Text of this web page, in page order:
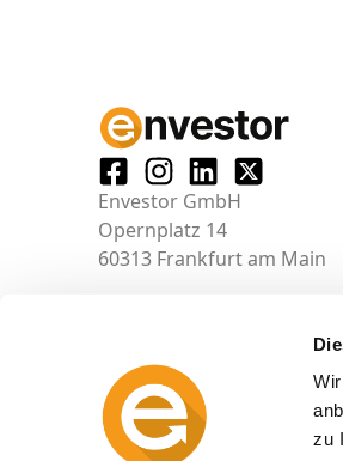
zu
Envestor GmbH
Opernplatz 14
60313 Frankfurt am Main